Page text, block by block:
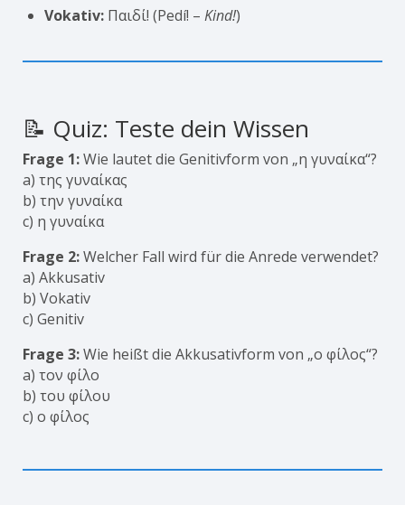
Vokativ: Παιδί! (Pedí! – Kind!)
📝 Quiz: Teste dein Wissen
Frage 1:Wie lautet die Genitivform von „η γυναίκα“?
a) της γυναίκας
b) την γυναίκα
c) η γυναίκα
Frage 2:Welcher Fall wird für die Anrede verwendet?
a) Akkusativ
b) Vokativ
c) Genitiv
Frage 3:Wie heißt die Akkusativform von „ο φίλος“?
a) τον φίλο
b) του φίλου
c) ο φίλος